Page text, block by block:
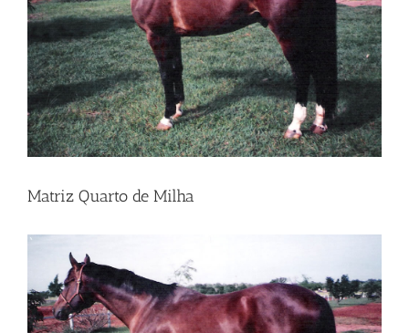
Matriz Quarto de Milha